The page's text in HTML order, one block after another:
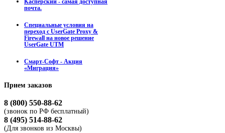
Касперский - самая доступная
почта.
Специальные условия на
переход с UserGate Proxy &
Firewall на новое решение
UserGate UTM
Смарт-Софт - Акция
«Миграция»
Прием заказов
8 (800) 550-88-62
(звонок по РФ бесплатный)
8 (495) 514-88-62
(Для звонков из Москвы)